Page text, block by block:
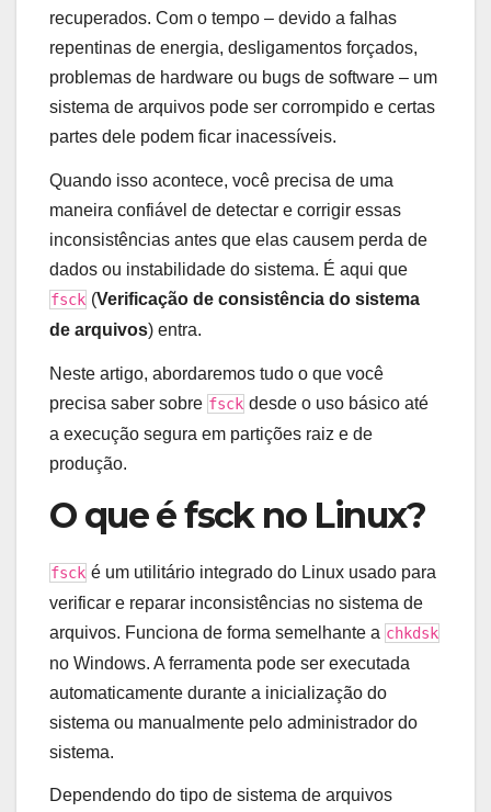
recuperados. Com o tempo – devido a falhas
repentinas de energia, desligamentos forçados,
problemas de hardware ou bugs de software – um
sistema de arquivos pode ser corrompido e certas
partes dele podem ficar inacessíveis.
Quando isso acontece, você precisa de uma
maneira confiável de detectar e corrigir essas
inconsistências antes que elas causem perda de
dados ou instabilidade do sistema. É aqui que
fsck (Verificação de consistência do sistema
de arquivos) entra.
Neste artigo, abordaremos tudo o que você
precisa saber sobre fsck desde o uso básico até
a execução segura em partições raiz e de
produção.
O que é fsck no Linux?
fsck é um utilitário integrado do Linux usado para
verificar e reparar inconsistências no sistema de
arquivos. Funciona de forma semelhante a chkdsk
no Windows. A ferramenta pode ser executada
automaticamente durante a inicialização do
sistema ou manualmente pelo administrador do
sistema.
Dependendo do tipo de sistema de arquivos